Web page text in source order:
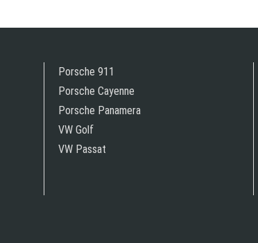
Porsche 911
Porsche Cayenne
Porsche Panamera
VW Golf
VW Passat